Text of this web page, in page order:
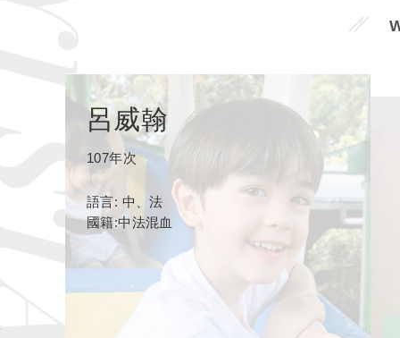
呂威翰
107年次
語言: 中、法
國籍:中法混血